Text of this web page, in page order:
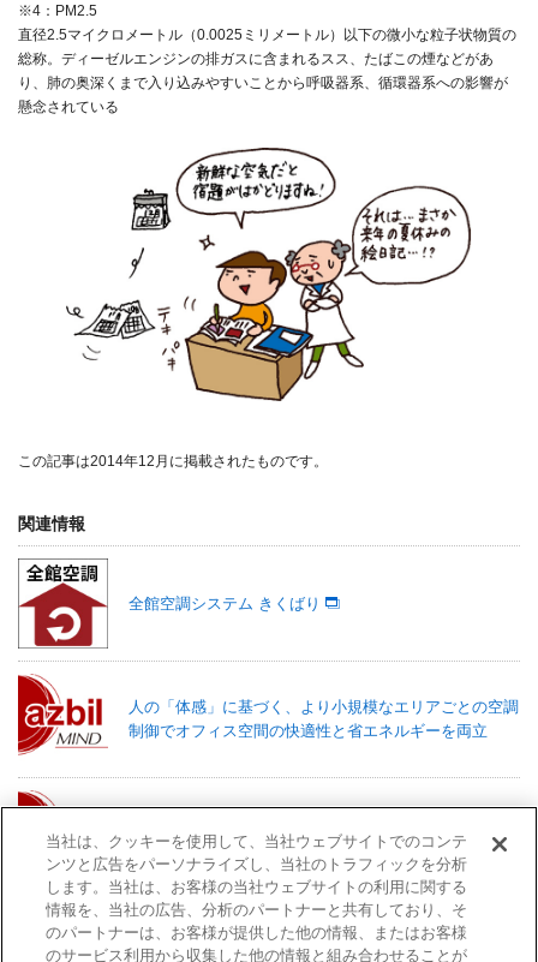
※4：PM2.5
直径2.5マイクロメートル（0.0025ミリメートル）以下の微小な粒子状物質の
総称。ディーゼルエンジンの排ガスに含まれるスス、たばこの煙などがあ
り、肺の奥深くまで入り込みやすいことから呼吸器系、循環器系への影響が
懸念されている
この記事は2014年12月に掲載されたものです。
関連情報
全館空調システム きくばり
人の「体感」に基づく、より小規模なエリアごとの空調
制御でオフィス空間の快適性と省エネルギーを両立
宅向け全館空調にさらなる価値を創出
全館空調の保守で住宅での快適空間を維持
当社は、クッキーを使用して、当社ウェブサイトでのコンテ
ンツと広告をパーソナライズし、当社のトラフィックを分析
します。当社は、お客様の当社ウェブサイトの利用に関する
情報を、当社の広告、分析のパートナーと共有しており、そ
のパートナーは、お客様が提供した他の情報、またはお客様
のサービス利用から収集した他の情報と組み合わせることが